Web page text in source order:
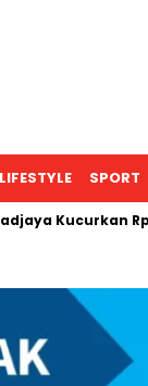
LIFESTYLE SPORT
Kucurkan